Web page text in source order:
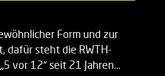
Form und zur
dafür steht die RWTH-
vor 12“ seit 21 Jahren…